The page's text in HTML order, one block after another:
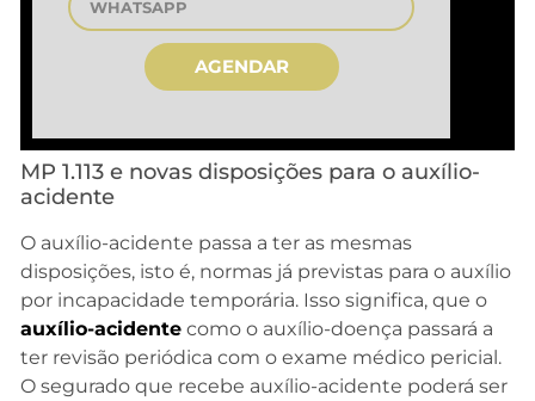
AGENDAR
MP 1.113 e novas disposições para o auxílio-
acidente
O auxílio-acidente passa a ter as mesmas
disposições, isto é, normas já previstas para o auxílio
por incapacidade temporária. Isso significa, que o
auxílio-acidente como o auxílio-doença passará a
ter revisão periódica com o exame médico pericial.
O segurado que recebe auxílio-acidente poderá ser